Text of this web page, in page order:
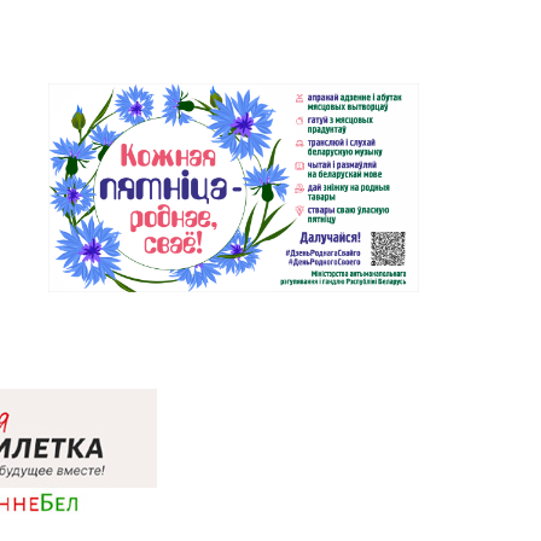
пом. 1
58-02, 23-58-03
Магазин №37 «Малахит» г.
Солигорск, ул. Ленина, д. 49-160
4-53-66
Магазин
№64 «БЕЛЮВЕЛИРТОРГ» г.
Марьина Горка, ул. Ленинская,
д. 39
25-26, 29-18-00, 29-18-
14-94